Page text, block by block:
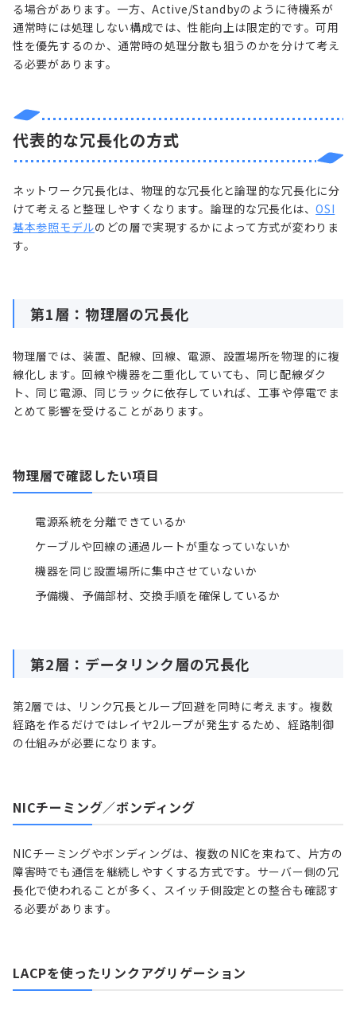
る場合があります。一方、Active/Standbyのように待機系が
通常時には処理しない構成では、性能向上は限定的です。可用
性を優先するのか、通常時の処理分散も狙うのかを分けて考え
る必要があります。
代表的な冗長化の方式
ネットワーク冗長化は、物理的な冗長化と論理的な冗長化に分
けて考えると整理しやすくなります。論理的な冗長化は、OSI
基本参照モデルのどの層で実現するかによって方式が変わりま
す。
第1層：物理層の冗長化
物理層では、装置、配線、回線、電源、設置場所を物理的に複
線化します。回線や機器を二重化していても、同じ配線ダク
ト、同じ電源、同じラックに依存していれば、工事や停電でま
とめて影響を受けることがあります。
物理層で確認したい項目
電源系統を分離できているか
ケーブルや回線の通過ルートが重なっていないか
機器を同じ設置場所に集中させていないか
予備機、予備部材、交換手順を確保しているか
第2層：データリンク層の冗長化
第2層では、リンク冗長とループ回避を同時に考えます。複数
経路を作るだけではレイヤ2ループが発生するため、経路制御
の仕組みが必要になります。
NICチーミング／ボンディング
NICチーミングやボンディングは、複数のNICを束ねて、片方の
障害時でも通信を継続しやすくする方式です。サーバー側の冗
長化で使われることが多く、スイッチ側設定との整合も確認す
る必要があります。
LACPを使ったリンクアグリゲーション